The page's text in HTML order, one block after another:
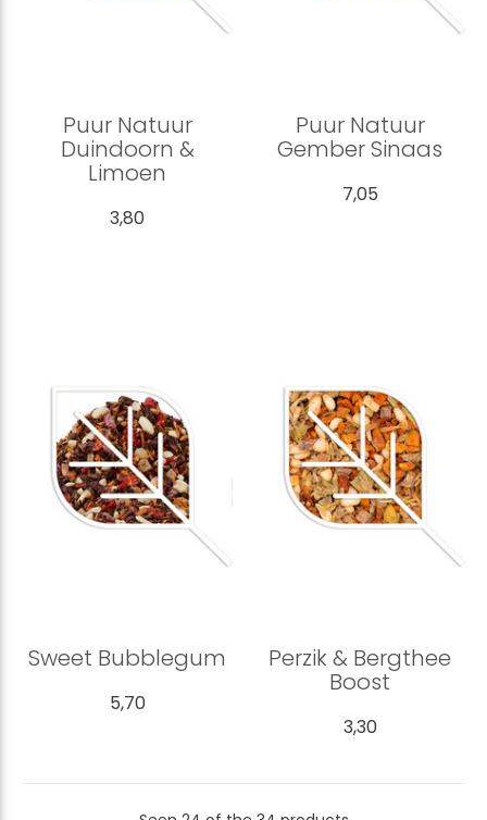
Puur Natuur
Duindoorn &
Limoen
3,80
Puur Natuur
Gember Sinaas
7,05
Sweet Bubblegum
5,70
Perzik & Bergthee
Boost
3,30